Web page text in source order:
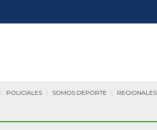
REGIONALES
SOMOS DEPORTE
POLICIALES